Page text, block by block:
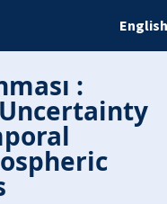
English
: